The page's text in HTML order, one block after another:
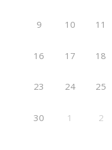
9 10 11
16 17 18
23 24 25
30 1 2